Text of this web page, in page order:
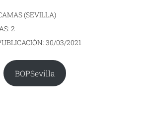
(SEVILLA)
2
30/03/2021
BOPSevilla